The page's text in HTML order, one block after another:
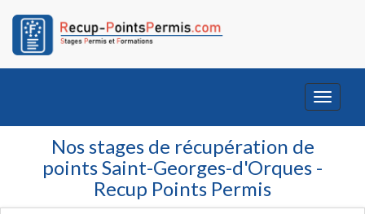
Toggle
Nos stages de récupération de
points Saint-Georges-d'Orques -
Recup Points Permis